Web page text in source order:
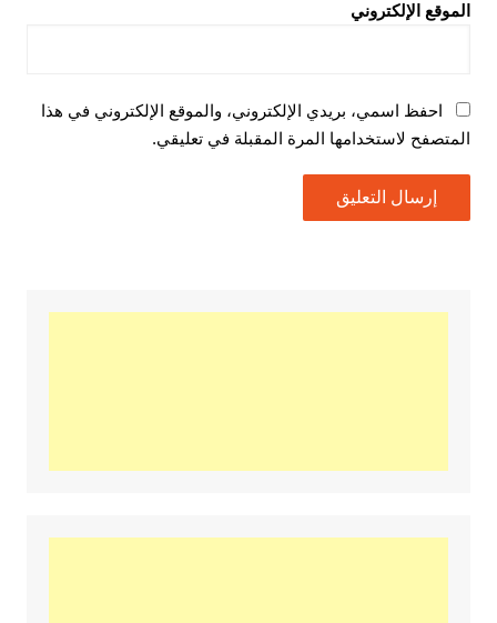
الموقع الإلكتروني
احفظ اسمي، بريدي الإلكتروني، والموقع الإلكتروني في هذا
المتصفح لاستخدامها المرة المقبلة في تعليقي.